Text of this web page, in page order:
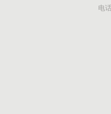
电